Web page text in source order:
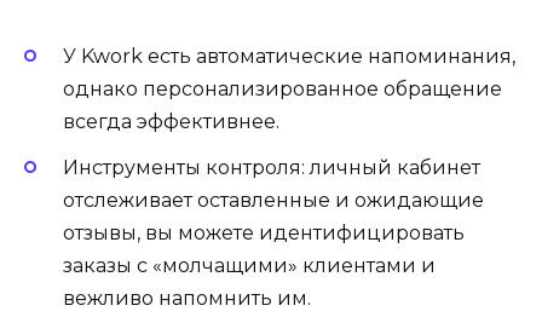
У Kwork есть автоматические напоминания,
однако персонализированное обращение
всегда эффективнее.
Инструменты контроля: личный кабинет
отслеживает оставленные и ожидающие
отзывы, вы можете идентифицировать
заказы с «молчащими» клиентами и
вежливо напомнить им.